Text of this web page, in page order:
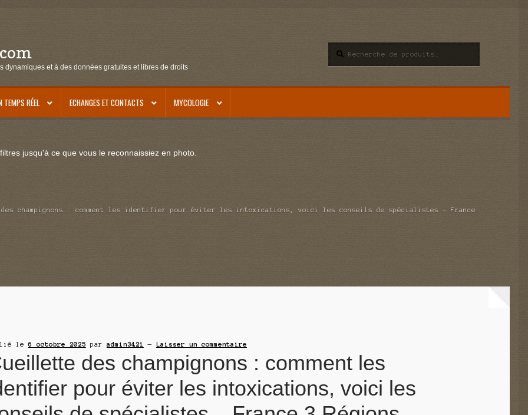
et à des données gratuites et libres de droits
pour :
TEMPS RÉEL ECHANGES ET CONTACTS MYCOLOGIE
jusqu'à ce que vous le reconnaissiez en photo.
champignons : comment les identifier pour éviter les intoxications, voici les conseils de spécialistes – France
le6 octobre 2025 paradmin3421 — Laisser un commentaire
des champignons : comment les
pour éviter les intoxications, voici les